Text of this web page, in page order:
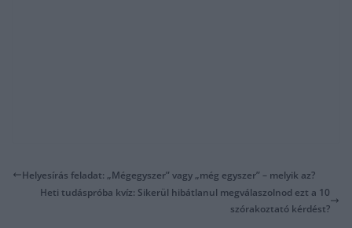
Helyesírás feladat: „Mégegyszer” vagy „még egyszer” – melyik az?
Heti tudáspróba kvíz: Sikerül hibátlanul megválaszolnod ezt a 10
szórakoztató kérdést?